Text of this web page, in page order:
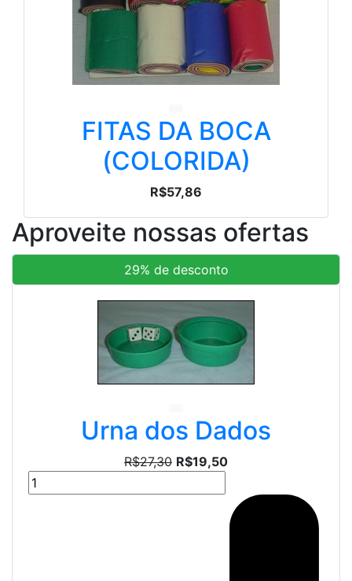
FITAS DA BOCA
(COLORIDA)
R$57,86
Aproveite nossas ofertas
29% de desconto
Urna dos Dados
R$27,30 R$19,50